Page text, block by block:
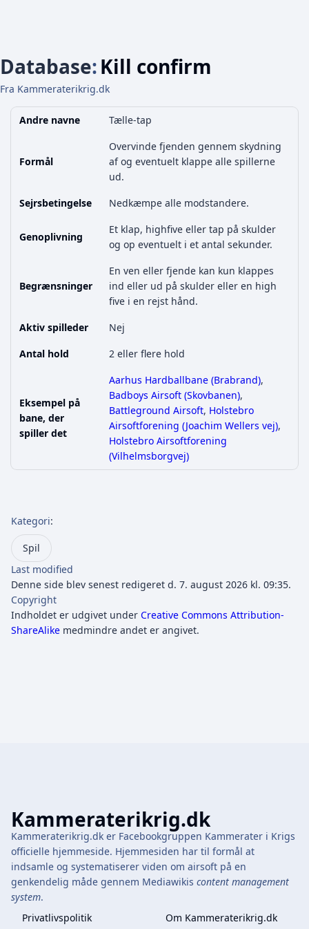
Database:Kill confirm
Fra Kammeraterikrig.dk
Andre navne Tælle-tap
Formål
Overvinde fjenden gennem skydning
af og eventuelt klappe alle spillerne
ud.
Sejrsbetingelse
Nedkæmpe alle modstandere.
Genoplivning
Et klap, highfive eller tap på skulder
og op eventuelt i et antal sekunder.
Begrænsninger
En ven eller fjende kan kun klappes
ind eller ud på skulder eller en high
five i en rejst hånd.
Aktiv spilleder
Nej
Antal hold
2 eller flere hold
Eksempel på
bane, der
spiller det
Aarhus Hardballbane (Brabrand),
Badboys Airsoft (Skovbanen),
Battleground Airsoft, Holstebro
Airsoftforening (Joachim Wellers vej),
Holstebro Airsoftforening
(Vilhelmsborgvej)
Kategori:
Spil
Last modified
Denne side blev senest redigeret d. 7. august 2026 kl. 09:35.
Copyright
Indholdet er udgivet under Creative Commons Attribution-
ShareAlike medmindre andet er angivet.
Kammeraterikrig.dk
Kammeraterikrig.dk er Facebookgruppen Kammerater i Krigs
officielle hjemmeside. Hjemmesiden har til formål at
indsamle og systematiserer viden om airsoft på en
genkendelig måde gennem Mediawikis content management
system.
Privatlivspolitik
Om Kammeraterikrig.dk